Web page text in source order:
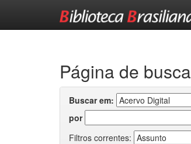
Página de busca
Buscar em:
por
Filtros correntes: